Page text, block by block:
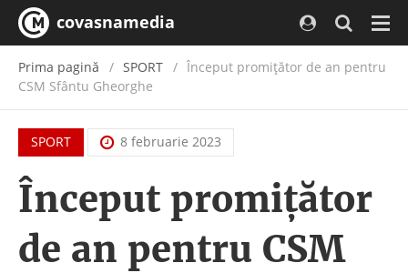
covasnamedia
Prima pagină SPORT
Început promițător de an pentru
CSM Sfântu Gheorghe
SPORT 8 februarie 2023
Început promițător
de an pentru CSM